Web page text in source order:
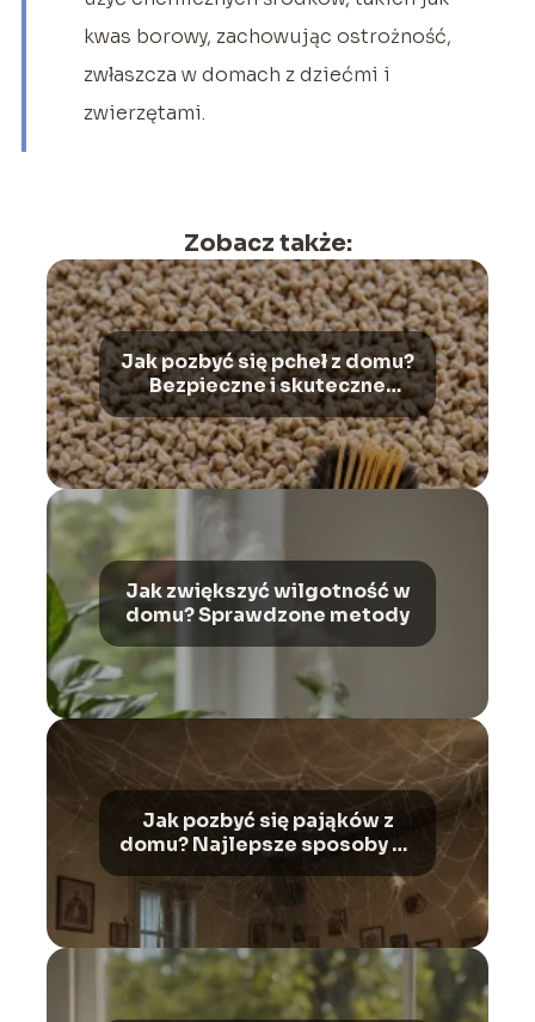
kwas borowy, zachowując ostrożność,
zwłaszcza w domach z dziećmi i
zwierzętami.
Zobacz także:
Jak pozbyć się pcheł z domu?
Bezpieczne i skuteczne
metody
Jak zwiększyć wilgotność w
domu? Sprawdzone metody
Jak pozbyć się pająków z
domu? Najlepsze sposoby na